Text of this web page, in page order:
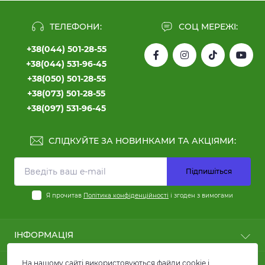
ТЕЛЕФОНИ:
+38(044) 501-28-55
+38(044) 531-96-45
+38(050) 501-28-55
+38(073) 501-28-55
+38(097) 531-96-45
СОЦ МЕРЕЖІ:
СЛІДКУЙТЕ ЗА НОВИНКАМИ ТА АКЦІЯМИ:
Підпишіться
Я прочитав Політика конфіденційності і згоден з вимогами
ІНФОРМАЦІЯ
Користні статті
На нашому сайті використовуються файли cookie і